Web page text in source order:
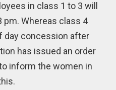
in class 1 to 3 will
pm. Whereas class 4
day concession after
has issued an order
inform the women in